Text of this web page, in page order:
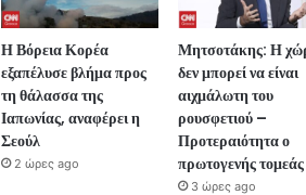
Η Βόρεια Κορέα
εξαπέλυσε βλήμα προς
τη θάλασσα της
Ιαπωνίας, αναφέρει η
Σεούλ
2 ώρες ago
Μητσοτάκης: Η
δεν μπορεί να είναι
αιχμάλωτη του
ρουσφετιού –
Προτεραιότητα ο
πρωτογενής τομεάς
3 ώρες ago